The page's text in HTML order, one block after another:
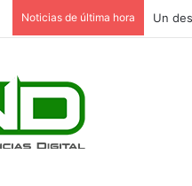
Noticias de última hora